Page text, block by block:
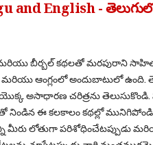
English -
బీర్బల్ కథలతో మరపురాని
మరియు ఆంగ్లంలో అందుబాటులో
అసాధారణ చరిత్రను
ఈ కలకాలం కథల్లో
మీరు లోతుగా పరిశోధించేటప్పుడు